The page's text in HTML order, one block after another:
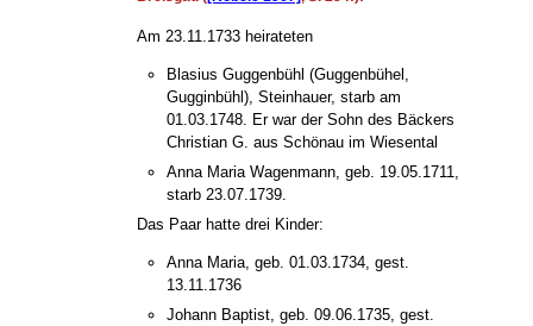
Am 23.11.1733 heirateten
Blasius Guggenbühl (Guggenbühel,
Gugginbühl), Steinhauer, starb am
01.03.1748. Er war der Sohn des Bäckers
Christian G. aus Schönau im Wiesental
Anna Maria Wagenmann, geb. 19.05.1711,
starb 23.07.1739.
Das Paar hatte drei Kinder:
Anna Maria, geb. 01.03.1734, gest.
13.11.1736
Johann Baptist, geb. 09.06.1735, gest.